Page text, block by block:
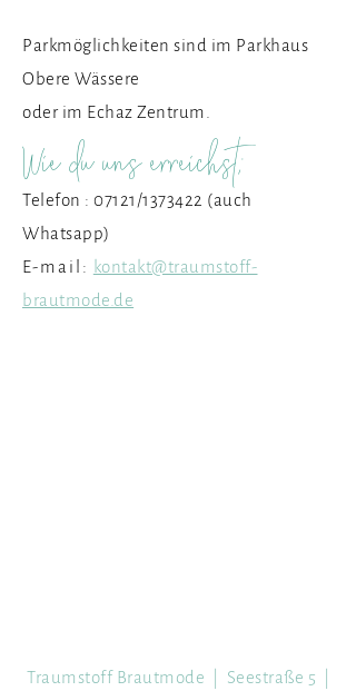
Parkmöglichkeiten sind im Parkhaus
Obere Wässere
oder im Echaz Zentrum.
Wie du uns erreichst:
Telefon : 07121/1373422 (auch
Whatsapp)
E-mail: kontakt@traumstoff-
brautmode.de
Traumstoff Brautmode | Seestraße 5 |